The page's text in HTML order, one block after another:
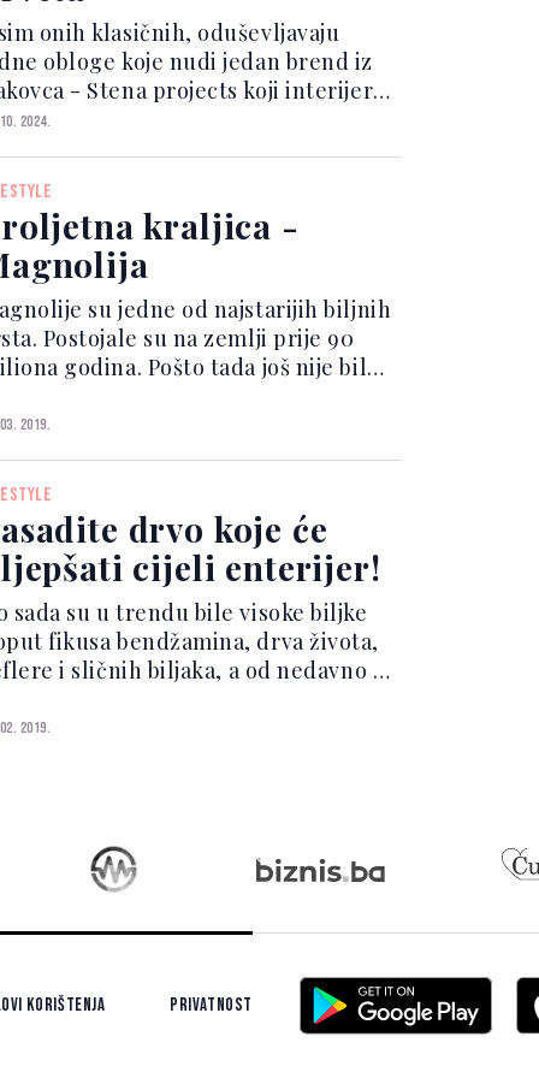
onih klasičnih, oduševljavaju
obloge koje nudi jedan brend iz
- Stena projects koji interijere
zidnim oblogama koje su
koji imitiraju koru drveta.
govore v...
2024.
kraljica -
su jedne od najstarijih biljnih
Postojale su na zemlji prije 90
godina. Pošto tada još nije bilo
se prilagodio za oprašivanje
beskrilnih insekata. Ovi cvje...
2019.
drvo koje će
cijeli enterijer!
sada su u trendu bile visoke biljke
fikusa bendžamina, drva života,
i sličnih biljaka, a od nedavno je
biljkama, a to je drvo avokada.
2019.
korištenja Privatnost